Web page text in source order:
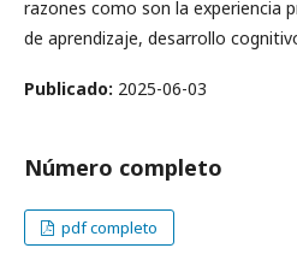
razones como son la experiencia
de aprendizaje, desarrollo
Publicado: 2025-06-03
Número completo
pdf completo